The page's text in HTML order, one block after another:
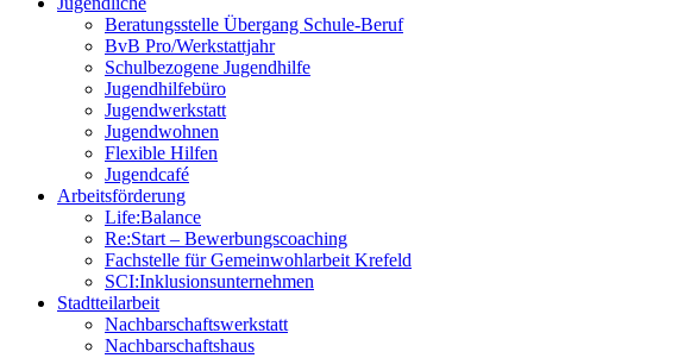
Beratungsstelle Übergang Schule-Beruf
BvB Pro/Werkstattjahr
Schulbezogene Jugendhilfe
Jugendhilfebüro
Jugendwerkstatt
Jugendwohnen
Flexible Hilfen
Jugendcafé
Arbeitsförderung
Life:Balance
Re:Start – Bewerbungscoaching
Fachstelle für Gemeinwohlarbeit Krefeld
SCI:Inklusionsunternehmen
Stadtteilarbeit
Nachbarschaftswerkstatt
Nachbarschaftshaus